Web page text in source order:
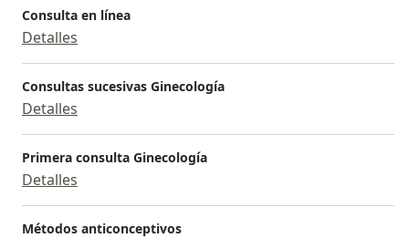
Consulta en línea
Detalles
Consultas sucesivas Ginecología
Detalles
Primera consulta Ginecología
Detalles
Métodos anticonceptivos